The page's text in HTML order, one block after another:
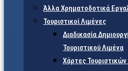
Άλλα Χρηματοδοτικά
Τουριστικοί Λιμένες
Διαδικασία
Τουριστικού Λιμένα
Χάρτες